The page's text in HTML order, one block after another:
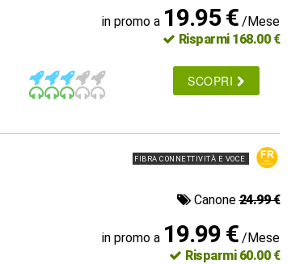
in promo a 19.95 € /Mese
Risparmi 168.00 €
SCOPRI
FIBRA CONNETTIVITÀ E VOCE
Canone24.99 €
in promo a 19.99 € /Mese
Risparmi 60.00 €